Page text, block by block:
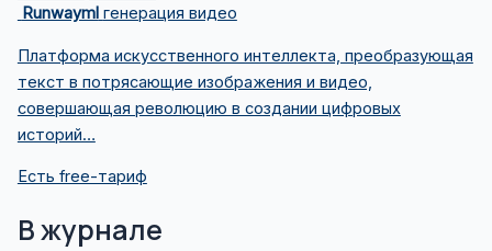
Runwayml генерация видео
Платформа искусственного интеллекта, преобразующая
текст в потрясающие изображения и видео,
совершающая революцию в создании цифровых
историй…
Есть free-тариф
В журнале